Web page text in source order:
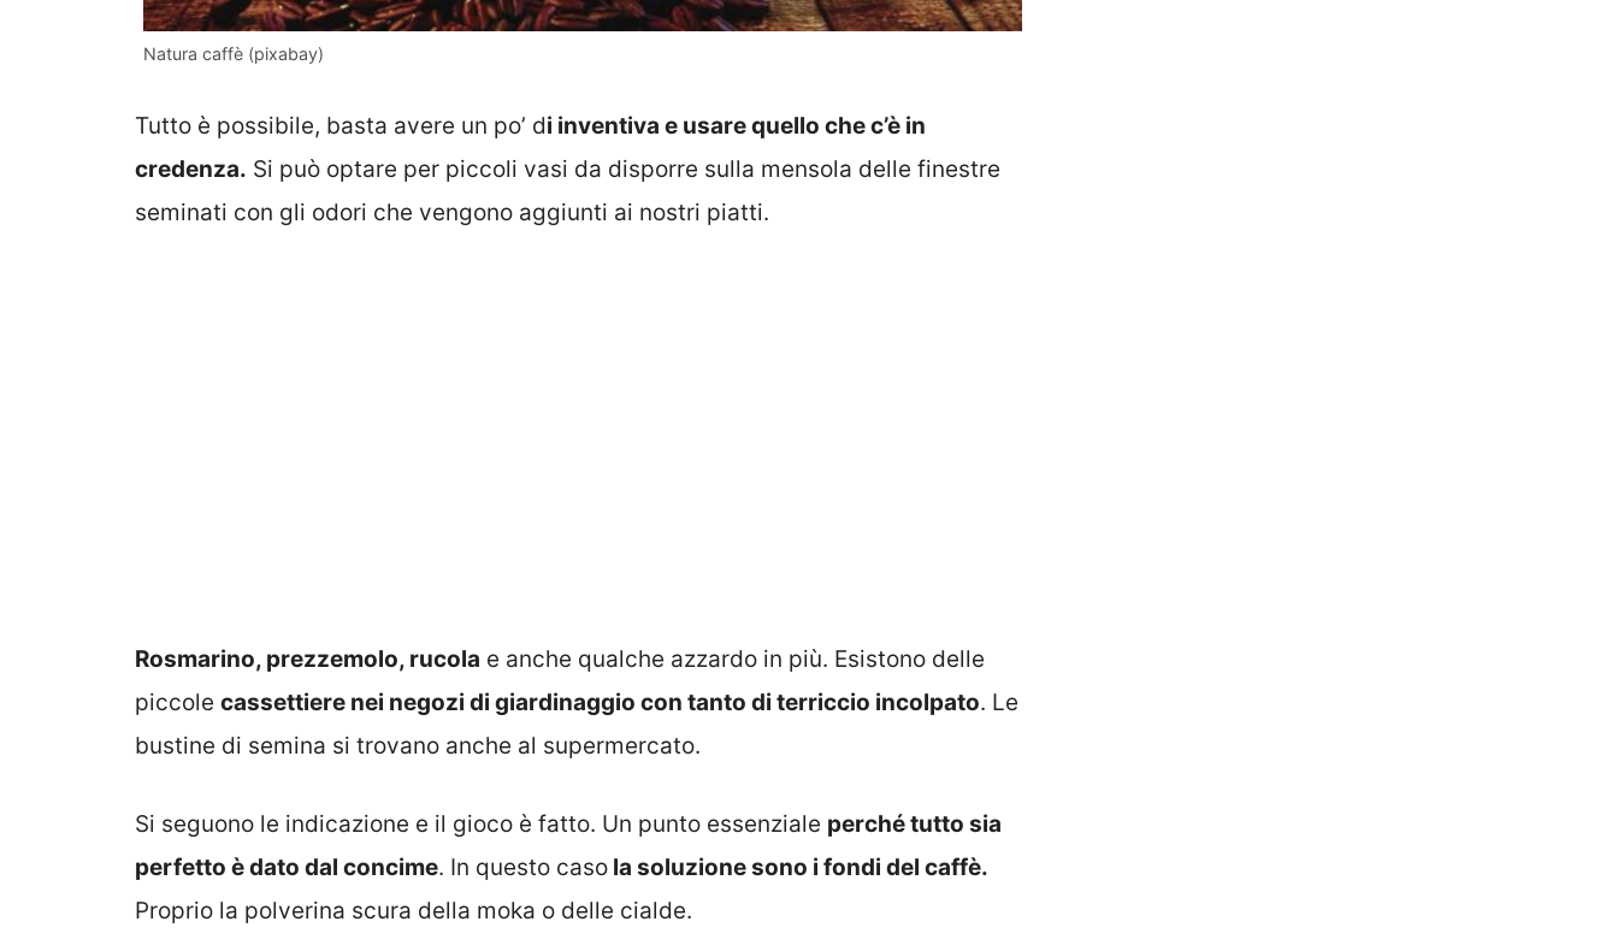
Natura caffè (pixabay)
Tutto è possibile, basta avere un po’ di inventiva e usare quello che c’è in
credenza. Si può optare per piccoli vasi da disporre sulla mensola delle finestre
seminati con gli odori che vengono aggiunti ai nostri piatti.
Rosmarino, prezzemolo, rucola e anche qualche azzardo in più. Esistono delle
piccole cassettiere nei negozi di giardinaggio con tanto di terriccio incolpato. Le
bustine di semina si trovano anche al supermercato.
Si seguono le indicazione e il gioco è fatto. Un punto essenziale perché tutto sia
perfetto è dato dal concime. In questo caso la soluzione sono i fondi del caffè.
Proprio la polverina scura della moka o delle cialde.